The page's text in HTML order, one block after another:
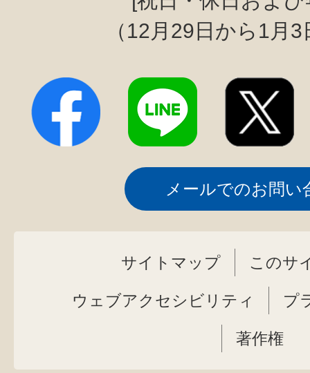
（12月29日から1月
メールでのお問い
サイトマップ このサ
ウェブアクセシビリティ プ
著作権